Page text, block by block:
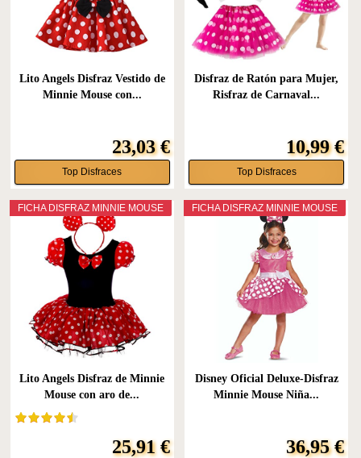
Lito Angels Disfraz Vestido de
Minnie Mouse con...
23,03 €
Top Disfraces
Disfraz de Ratón para Mujer,
Risfraz de Carnaval...
10,99 €
Top Disfraces
FICHA DISFRAZ MINNIE MOUSE
Lito Angels Disfraz de Minnie
Mouse con aro de...
25,91 €
FICHA DISFRAZ MINNIE MOUSE
Disney Oficial Deluxe-Disfraz
Minnie Mouse Niña...
36,95 €